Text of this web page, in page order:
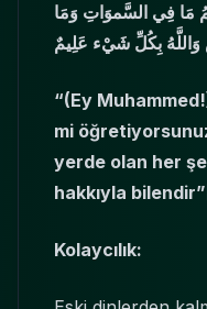
مَا فِي السَّموَاتِ وَمَا
“(Ey
mi
yerde olan her
hakkıyla bilendir”
Kolaycılık: